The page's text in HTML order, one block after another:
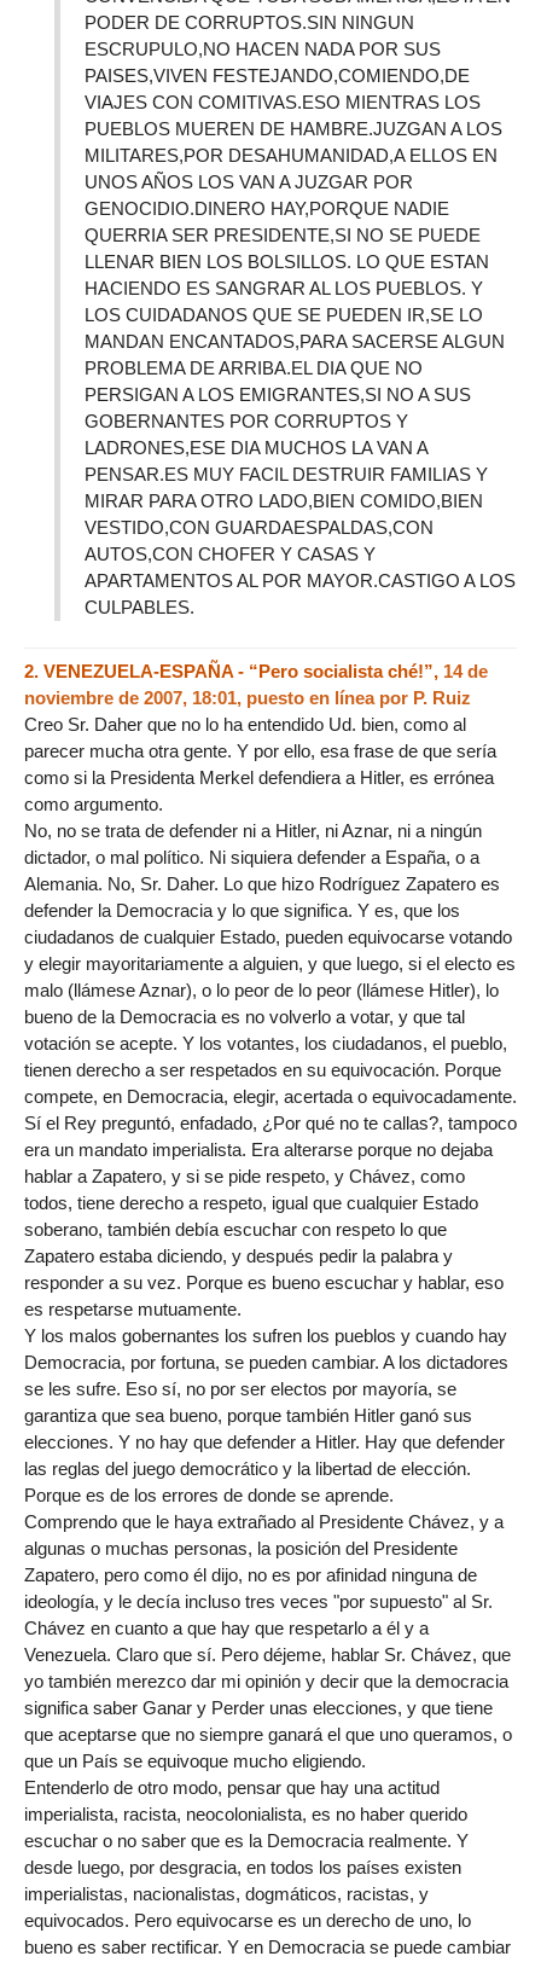
PODER DE CORRUPTOS.SIN NINGUN
ESCRUPULO,NO HACEN NADA POR SUS
PAISES,VIVEN FESTEJANDO,COMIENDO,DE
VIAJES CON COMITIVAS.ESO MIENTRAS LOS
PUEBLOS MUEREN DE HAMBRE.JUZGAN A LOS
MILITARES,POR DESAHUMANIDAD,A ELLOS EN
UNOS AÑOS LOS VAN A JUZGAR POR
GENOCIDIO.DINERO HAY,PORQUE NADIE
QUERRIA SER PRESIDENTE,SI NO SE PUEDE
LLENAR BIEN LOS BOLSILLOS. LO QUE ESTAN
HACIENDO ES SANGRAR AL LOS PUEBLOS. Y
LOS CUIDADANOS QUE SE PUEDEN IR,SE LO
MANDAN ENCANTADOS,PARA SACERSE ALGUN
PROBLEMA DE ARRIBA.EL DIA QUE NO
PERSIGAN A LOS EMIGRANTES,SI NO A SUS
GOBERNANTES POR CORRUPTOS Y
LADRONES,ESE DIA MUCHOS LA VAN A
PENSAR.ES MUY FACIL DESTRUIR FAMILIAS Y
MIRAR PARA OTRO LADO,BIEN COMIDO,BIEN
VESTIDO,CON GUARDAESPALDAS,CON
AUTOS,CON CHOFER Y CASAS Y
APARTAMENTOS AL POR MAYOR.CASTIGO A LOS
CULPABLES.
2. VENEZUELA-ESPAÑA - “Pero socialista ché!”, 14 de
noviembre de 2007, 18:01, puesto en línea por P. Ruiz
Creo Sr. Daher que no lo ha entendido Ud. bien, como al
parecer mucha otra gente. Y por ello, esa frase de que sería
como si la Presidenta Merkel defendiera a Hitler, es errónea
como argumento.
No, no se trata de defender ni a Hitler, ni Aznar, ni a ningún
dictador, o mal político. Ni siquiera defender a España, o a
Alemania. No, Sr. Daher. Lo que hizo Rodríguez Zapatero es
defender la Democracia y lo que significa. Y es, que los
ciudadanos de cualquier Estado, pueden equivocarse votando
y elegir mayoritariamente a alguien, y que luego, si el electo es
malo (llámese Aznar), o lo peor de lo peor (llámese Hitler), lo
bueno de la Democracia es no volverlo a votar, y que tal
votación se acepte. Y los votantes, los ciudadanos, el pueblo,
tienen derecho a ser respetados en su equivocación. Porque
compete, en Democracia, elegir, acertada o equivocadamente.
Sí el Rey preguntó, enfadado, ¿Por qué no te callas?, tampoco
era un mandato imperialista. Era alterarse porque no dejaba
hablar a Zapatero, y si se pide respeto, y Chávez, como
todos, tiene derecho a respeto, igual que cualquier Estado
soberano, también debía escuchar con respeto lo que
Zapatero estaba diciendo, y después pedir la palabra y
responder a su vez. Porque es bueno escuchar y hablar, eso
es respetarse mutuamente.
Y los malos gobernantes los sufren los pueblos y cuando hay
Democracia, por fortuna, se pueden cambiar. A los dictadores
se les sufre. Eso sí, no por ser electos por mayoría, se
garantiza que sea bueno, porque también Hitler ganó sus
elecciones. Y no hay que defender a Hitler. Hay que defender
las reglas del juego democrático y la libertad de elección.
Porque es de los errores de donde se aprende.
Comprendo que le haya extrañado al Presidente Chávez, y a
algunas o muchas personas, la posición del Presidente
Zapatero, pero como él dijo, no es por afinidad ninguna de
ideología, y le decía incluso tres veces "por supuesto" al Sr.
Chávez en cuanto a que hay que respetarlo a él y a
Venezuela. Claro que sí. Pero déjeme, hablar Sr. Chávez, que
yo también merezco dar mi opinión y decir que la democracia
significa saber Ganar y Perder unas elecciones, y que tiene
que aceptarse que no siempre ganará el que uno queramos, o
que un País se equivoque mucho eligiendo.
Entenderlo de otro modo, pensar que hay una actitud
imperialista, racista, neocolonialista, es no haber querido
escuchar o no saber que es la Democracia realmente. Y
desde luego, por desgracia, en todos los países existen
imperialistas, nacionalistas, dogmáticos, racistas, y
equivocados. Pero equivocarse es un derecho de uno, lo
bueno es saber rectificar. Y en Democracia se puede cambiar